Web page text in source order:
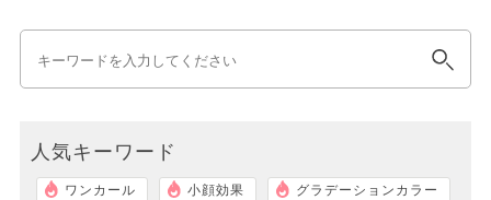
人気キーワード
ワンカール 小顔効果 グラデーションカラー